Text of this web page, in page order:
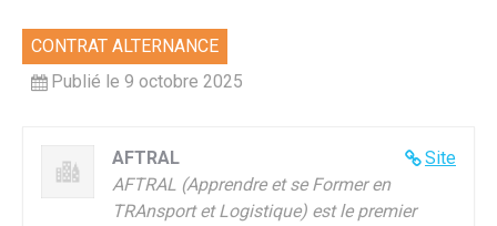
CONTRAT ALTERNANCE
Publié le 9 octobre 2025
Site
AFTRAL
AFTRAL (Apprendre et se Former en
TRAnsport et Logistique) est le premier